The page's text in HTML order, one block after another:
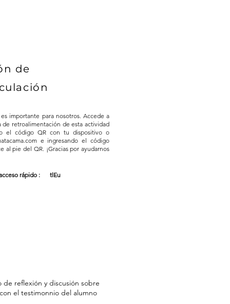
de
importante para nosotros. Accede a
de retroalimentación de esta actividad
el código QR con tu dispositivo o
e ingresando el código
al pie del QR. ¡Gracias por ayudarnos
rápido : tlEu
de reflexión y discusión sobre
el testimonnio del alumno